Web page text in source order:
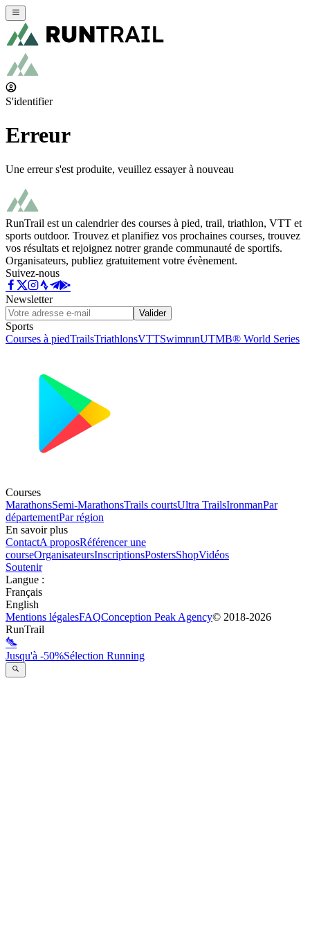
S'identifier
Erreur
Une erreur s'est produite, veuillez essayer à nouveau
RunTrail est un calendrier des courses à pied, trail, triathlon, VTT et
sports outdoor. Trouvez et planifiez vos prochaines courses, trouvez
vos résultats et rejoignez notrer grande communauté de sportifs.
Organisateurs, publiez gratuitement votre évènement.
Suivez-nous
Newsletter
Valider
Sports
Courses à piedTrailsTriathlonsVTTSwimrunUTMB® World Series
Courses
MarathonsSemi-MarathonsTrails courtsUltra TrailsIronmanPar
départementPar région
En savoir plus
ContactA proposRéférencer une
courseOrganisateursInscriptionsPostersShopVidéos
Soutenir
Langue :
Français
English
Mentions légalesFAQConception Peak Agency© 2018-2026
RunTrail
Jusqu'à -50%Sélection Running